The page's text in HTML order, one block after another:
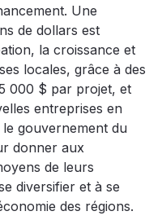
Une
de dollars est
la croissance et
locales, grâce à des
000 $ par projet, et
entreprises en
gouvernement du
donner aux
de leurs
diversifier et à se
des régions.